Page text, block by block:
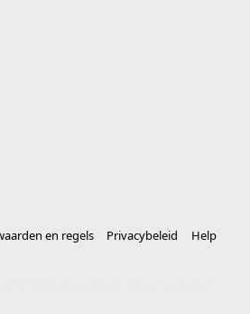
en regels Privacybeleid
Help